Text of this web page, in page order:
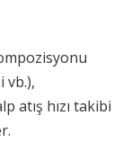
vb.),
atış hızı takibi